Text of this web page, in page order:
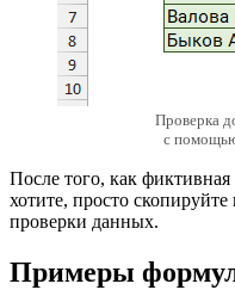
Проверка
с
После того, как фиктивная
хотите, просто
проверки данных.
Примеры